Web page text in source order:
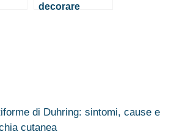
decorare
di Duhring: sintomi, cause e
cutanea